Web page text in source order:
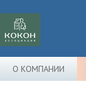
О КОМПАНИИ